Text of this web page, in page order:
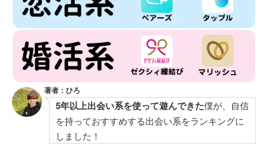
著者：ひろ
5年以上出会い系を使って遊んできた僕が、自信
を持っておすすめする出会い系をランキングに
しました！